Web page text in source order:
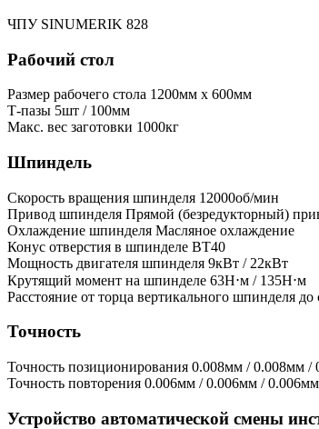
ЧПУ SINUMERIK 828
Рабочий стол
Размер рабочего стола 1200мм x 600мм
Т-пазы 5шт / 100мм
Макс. вес заготовки 1000кг
Шпиндель
Скорость вращения шпинделя 12000об/мин
Привод шпинделя Прямой (безредукторный)
Охлаждение шпинделя Масляное охлаждение
Конус отверстия в шпинделе BT40
Мощность двигателя шпинделя 9кВт / 22кВт
Крутящий момент на шпинделе 63Н⋅м / 135Н⋅м
Расстояние от торца вертикального шпинделя до
Точность
Точность позиционирования 0.008мм / 0.008мм /
Точность повторения 0.006мм / 0.006мм / 0.006мм
Устройство автоматической смены